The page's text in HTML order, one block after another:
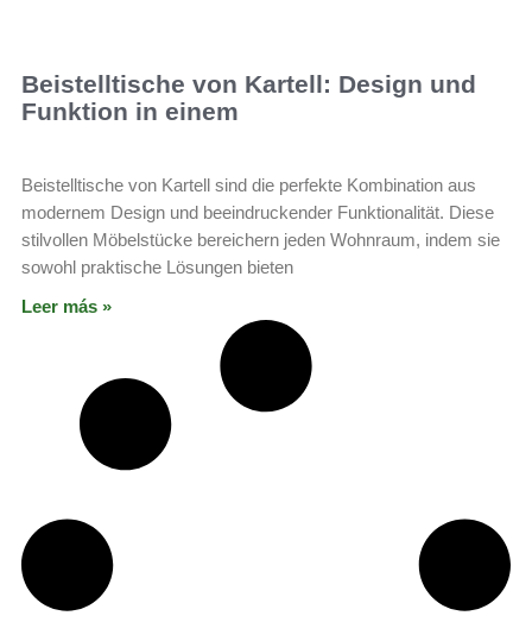
Beistelltische von Kartell: Design und
Funktion in einem
Beistelltische von Kartell sind die perfekte Kombination aus
modernem Design und beeindruckender Funktionalität. Diese
stilvollen Möbelstücke bereichern jeden Wohnraum, indem sie
sowohl praktische Lösungen bieten
Leer más »